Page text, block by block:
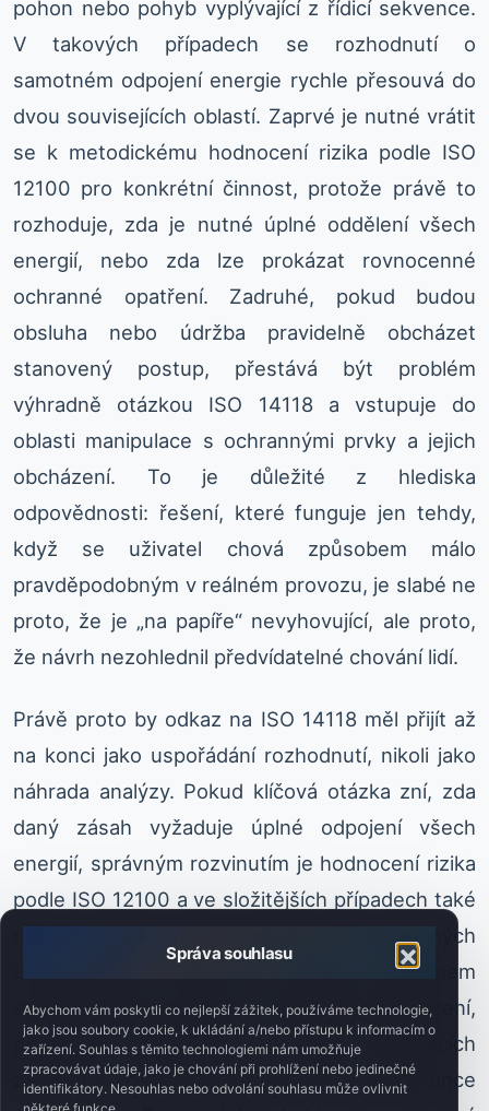
Správa souhlasu
Abychom vám poskytli co nejlepší zážitek, používáme technologie,
jako jsou soubory cookie, k ukládání a/nebo přístupu k informacím o
zařízení. Souhlas s těmito technologiemi nám umožňuje
zpracovávat údaje, jako je chování při prohlížení nebo jedinečné
identifikátory. Nesouhlas nebo odvolání souhlasu může ovlivnit
pohon nebo pohyb vyplývající z řídicí sekvence.
V takových případech se rozhodnutí o
samotném odpojení energie rychle přesouvá do
dvou souvisejících oblastí. Zaprvé je nutné vrátit
se k metodickému hodnocení rizika podle ISO
12100 pro konkrétní činnost, protože právě to
rozhoduje, zda je nutné úplné oddělení všech
energií, nebo zda lze prokázat rovnocenné
ochranné opatření. Zadruhé, pokud budou
obsluha nebo údržba pravidelně obcházet
stanovený postup, přestává být problém
výhradně otázkou ISO 14118 a vstupuje do
oblasti manipulace s ochrannými prvky a jejich
obcházení. To je důležité z hlediska
odpovědnosti: řešení, které funguje jen tehdy,
když se uživatel chová způsobem málo
pravděpodobným v reálném provozu, je slabé ne
proto, že je „na papíře“ nevyhovující, ale proto,
že návrh nezohlednil předvídatelné chování lidí.
Právě proto by odkaz na ISO 14118 měl přijít až
na konci jako uspořádání rozhodnutí, nikoli jako
náhrada analýzy. Pokud klíčová otázka zní, zda
daný zásah vyžaduje úplné odpojení všech
energií, správným rozvinutím je hodnocení rizika
podle ISO 12100 a ve složitějších případech také
praxe odhadu rizika popsaná v pomocných
dokumentech. Pokud se naopak problémem
stává náchylnost řešení k vědomému obcházení,
přirozeným doplněním je oblast blokovacích
zařízení s jištěním podle ISO 14119 a prevence